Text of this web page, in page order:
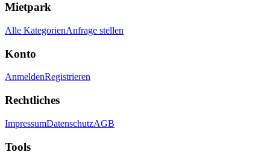
Mietpark
Alle KategorienAnfrage stellen
Konto
AnmeldenRegistrieren
Rechtliches
ImpressumDatenschutzAGB
Tools